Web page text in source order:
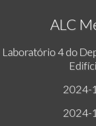
ALC
Laboratório 4 do
2024-
2024-